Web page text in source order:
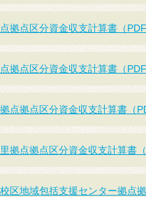
拠点区分資金収支計算書（PDF
拠点区分資金収支計算書（PDF
点拠点区分資金収支計算書（
拠点拠点区分資金収支計算書（
区地域包括支援センター拠点